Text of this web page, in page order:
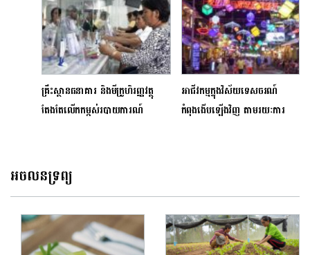
គ្រឹះស្ថានធនាគារ និងមីក្រូហិរញ្ញវត្ថុ
តែងតែលើកកម្ពស់របាយការណ៍
អាជីវកម្មក្នុងវិស័យទេសចរណ៍
កំពុងងើបឡើងវិញ តាមរយៈការ
អចលនទ្រព្យ